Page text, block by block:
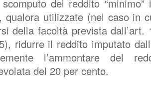
del reddito
qualora utilizzate (nel caso in
della facoltà prevista
ridurre il reddito imputato
l’ammontare del
del 20 per